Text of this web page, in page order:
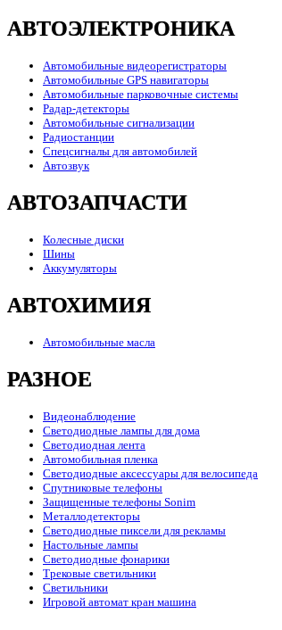
АВТОЭЛЕКТРОНИКА
Автомобильные видеорегистраторы
Автомобильные GPS навигаторы
Автомобильные парковочные системы
Радар-детекторы
Автомобильные сигнализации
Радиостанции
Спецсигналы для автомобилей
Автозвук
АВТОЗАПЧАСТИ
Колесные диски
Шины
Аккумуляторы
АВТОХИМИЯ
Автомобильные масла
РАЗНОЕ
Видеонаблюдение
Светодиодные лампы для дома
Светодиодная лента
Автомобильная пленка
Светодиодные аксессуары для велосипеда
Спутниковые телефоны
Защищенные телефоны Sonim
Металлодетекторы
Светодиодные пиксели для рекламы
Настольные лампы
Светодиодные фонарики
Трековые светильники
Светильники
Игровой автомат кран машина